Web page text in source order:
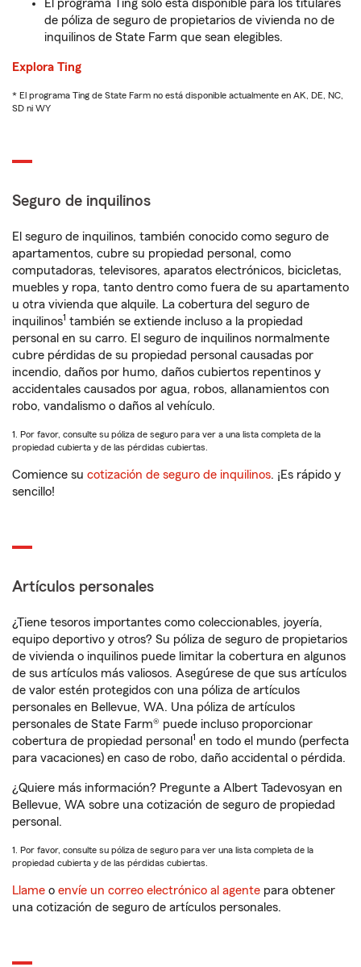
El programa Ting solo está disponible para los titulares
de póliza de seguro de propietarios de vivienda no de
inquilinos de State Farm que sean elegibles.
Explora Ting
* El programa Ting de State Farm no está disponible actualmente en AK, DE, NC,
SD ni WY
Seguro de inquilinos
El seguro de inquilinos, también conocido como seguro de
apartamentos, cubre su propiedad personal, como
computadoras, televisores, aparatos electrónicos, bicicletas,
muebles y ropa, tanto dentro como fuera de su apartamento
u otra vivienda que alquile. La cobertura del seguro de
inquilinos1 también se extiende incluso a la propiedad
personal en su carro. El seguro de inquilinos normalmente
cubre pérdidas de su propiedad personal causadas por
incendio, daños por humo, daños cubiertos repentinos y
accidentales causados por agua, robos, allanamientos con
robo, vandalismo o daños al vehículo.
1. Por favor, consulte su póliza de seguro para ver a una lista completa de la
propiedad cubierta y de las pérdidas cubiertas.
Comience su cotización de seguro de inquilinos. ¡Es rápido y
sencillo!
Artículos personales
¿Tiene tesoros importantes como coleccionables, joyería,
equipo deportivo y otros? Su póliza de seguro de propietarios
de vivienda o inquilinos puede limitar la cobertura en algunos
de sus artículos más valiosos. Asegúrese de que sus artículos
de valor estén protegidos con una póliza de artículos
personales en Bellevue, WA. Una póliza de artículos
personales de State Farm® puede incluso proporcionar
cobertura de propiedad personal 1 en todo el mundo (perfecta
para vacaciones) en caso de robo, daño accidental o pérdida.
¿Quiere más información? Pregunte a Albert Tadevosyan en
Bellevue, WA sobre una cotización de seguro de propiedad
personal.
1. Por favor, consulte su póliza de seguro para ver una lista completa de la
propiedad cubierta y de las pérdidas cubiertas.
Llame o envíe un correo electrónico al agente para obtener
una cotización de seguro de artículos personales.